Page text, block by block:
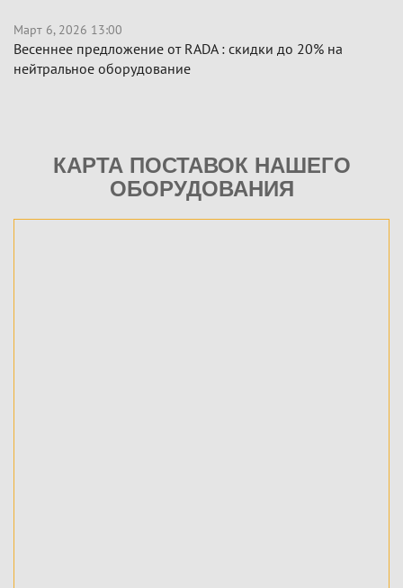
Март 6, 2026 13:00
Весеннее предложение от RADA : скидки до 20% на
нейтральное оборудование
КАРТА ПОСТАВОК НАШЕГО
ОБОРУДОВАНИЯ